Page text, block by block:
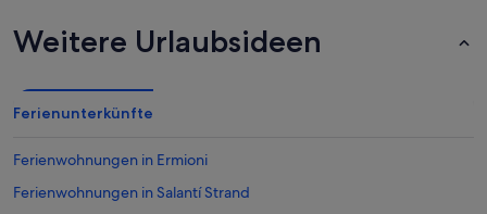
Weitere Urlaubsideen
Ferienunterkünfte
Ferienwohnungen in Ermioni
Ferienwohnungen in Salantí Strand